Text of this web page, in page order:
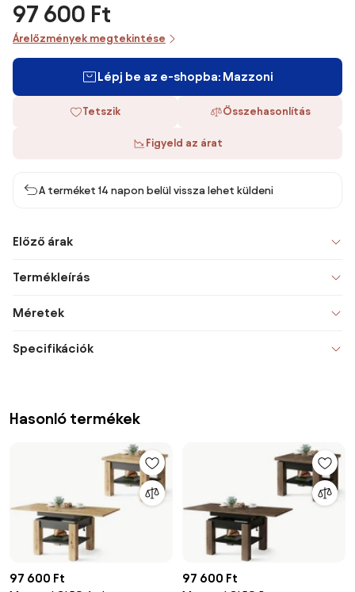
97 600 Ft
Árelőzmények megtekintése
Lépj be az e-shopba: Mazzoni
Tetszik Összehasonlítás
Figyeld az árat
A terméket 14 napon belül vissza lehet küldeni
Előző árak
Termékleírás
Méretek
Specifikációk
Hasonló termékek
97 600 Ft 97 600 Ft